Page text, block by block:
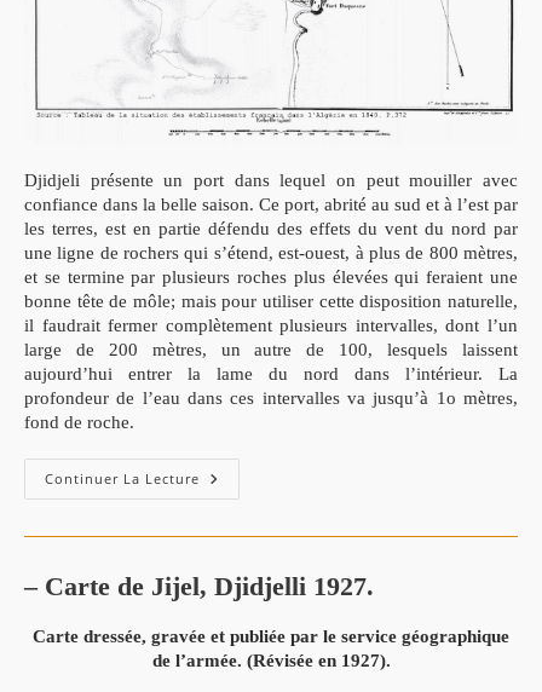
Djidjeli présente un port dans lequel on peut mouiller avec
confiance dans la belle saison. Ce port, abrité au sud et à l’est par
les terres, est en partie défendu des effets du vent du nord par
une ligne de rochers qui s’étend, est-ouest, à plus de 800 mètres,
et se termine par plusieurs roches plus élevées qui feraient une
bonne tête de môle; mais pour utiliser cette disposition naturelle,
il faudrait fermer complètement plusieurs intervalles, dont l’un
large de 200 mètres, un autre de 100, lesquels laissent
aujourd’hui entrer la lame du nord dans l’intérieur. La
profondeur de l’eau dans ces intervalles va jusqu’à 1o mètres,
fond de roche.
Continuer La Lecture
Carte
Notice
Topographique.
– Carte de Jijel, Djidjelli 1927.
Carte dressée, gravée et publiée par le service géographique
de l’armée. (Révisée en 1927).